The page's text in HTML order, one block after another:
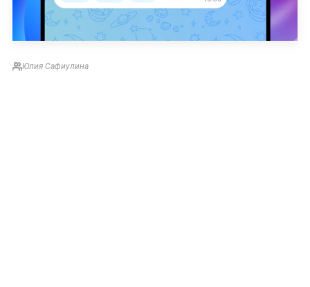
Юлия Сафиулина